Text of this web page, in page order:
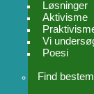
Løsninger
Aktivisme
Vi
Poesi
Find